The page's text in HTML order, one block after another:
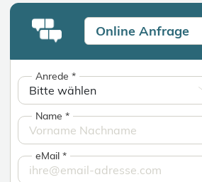
Online Anfrage
Anrede*
Name*
eMail*